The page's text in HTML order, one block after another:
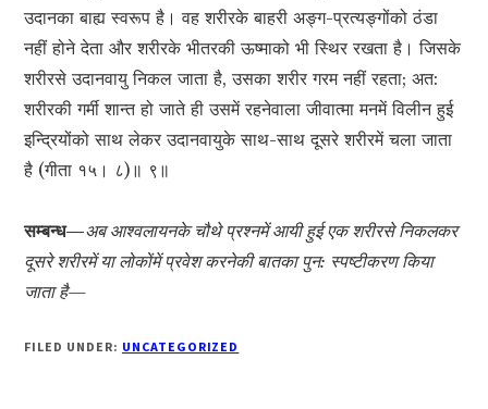
उदानका बाह्य स्वरूप है। वह शरीरके बाहरी अङ्ग-प्रत्यङ्गोंको ठंडा
नहीं होने देता और शरीरके भीतरकी ऊष्माको भी स्थिर रखता है। जिसके
शरीरसे उदानवायु निकल जाता है, उसका शरीर गरम नहीं रहता; अत:
शरीरकी गर्मी शान्त हो जाते ही उसमें रहनेवाला जीवात्मा मनमें विलीन हुई
इन्द्रियोंको साथ लेकर उदानवायुके साथ-साथ दूसरे शरीरमें चला जाता
है (गीता १५। ८)॥ ९॥
सम्बन्ध—अब आश्वलायनके चौथे प्रश्नमें आयी हुई एक शरीरसे निकलकर
दूसरे शरीरमें या लोकोंमें प्रवेश करनेकी बातका पुन: स्पष्टीकरण किया
जाता है—
FILED UNDER: UNCATEGORIZED